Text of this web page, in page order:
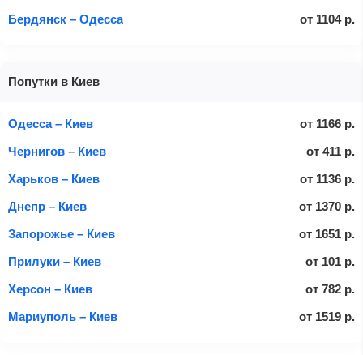
Бердянск – Одесса
от 1104 р.
Попутки в Киев
Одесса – Киев от 1166 р.
Чернигов – Киев
от 411 р.
Харьков – Киев
от 1136 р.
Днепр – Киев
от 1370 р.
Запорожье – Киев
от 1651 р.
Прилуки – Киев
от 101 р.
Херсон – Киев
от 782 р.
Мариуполь – Киев
от 1519 р.